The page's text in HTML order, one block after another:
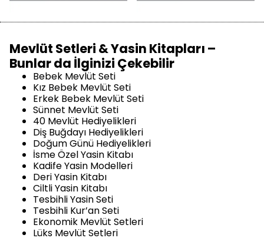
Mevlüt Setleri & Yasin Kitapları –
Bunlar da İlginizi Çekebilir
Bebek Mevlüt Seti
Kız Bebek Mevlüt Seti
Erkek Bebek Mevlüt Seti
Sünnet Mevlüt Seti
40 Mevlüt Hediyelikleri
Diş Buğdayı Hediyelikleri
Doğum Günü Hediyelikleri
İsme Özel Yasin Kitabı
Kadife Yasin Modelleri
Deri Yasin Kitabı
Ciltli Yasin Kitabı
Tesbihli Yasin Seti
Tesbihli Kur’an Seti
Ekonomik Mevlüt Setleri
Lüks Mevlüt Setleri